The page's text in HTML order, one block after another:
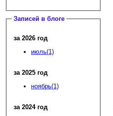
Записей в блоге
за 2026 год
июль(1)
за 2025 год
ноябрь(1)
за 2024 год